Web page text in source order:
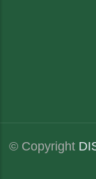
© Copyright